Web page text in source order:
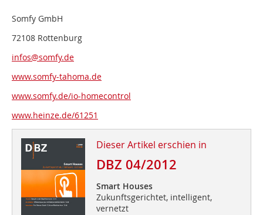
Somfy GmbH
72108 Rottenburg
infos@somfy.de
www.somfy-tahoma.de
www.somfy.de/io-homecontrol
www.heinze.de/61251
Dieser Artikel erschien in
DBZ 04/2012
Smart Houses
Zukunftsgerichtet, intelligent,
vernetzt